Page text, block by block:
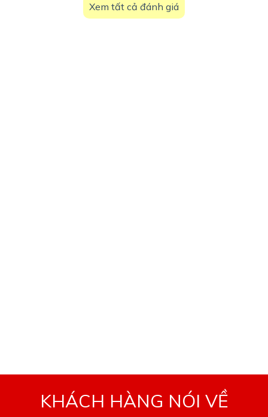
Xem tất cả đánh giá
KHÁCH HÀNG NÓI VỀ